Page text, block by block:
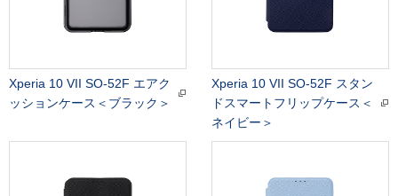
Xperia 10 VII SO-52F エアク
ッションケース＜ブラック＞
Xperia 10 VII SO-52F スタン
ドスマートフリップケース＜
ネイビー＞